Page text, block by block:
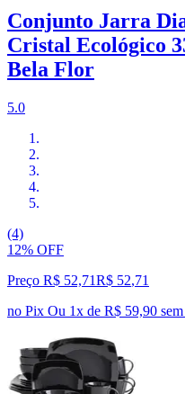
Conjunto Jarra
Cristal Ecológico
Bela Flor
5.0
(4)
12% OFF
Preço R$ 52,71R$ 52,71
no Pix Ou 1x de R$ 59,90